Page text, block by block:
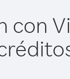
con